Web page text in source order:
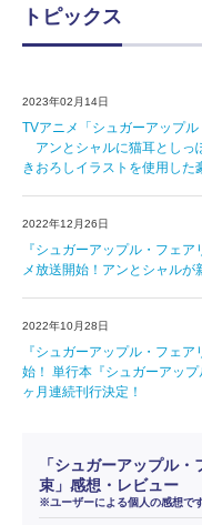
トピックス
2023年02月14日
TVアニメ「シュガーアップ
アンとシャルに猫耳としっ
きおろしイラストを使用した
2022年12月26日
『シュガーアップル・フェ
メ放送開始！アンとシャルが
2022年10月28日
『シュガーアップル・フェ
始！ 単行本『シュガーアッ
ヶ月連続刊行決定！
「シュガーアップル
束」感想・レビュー
※ユーザーによる個人の感想で